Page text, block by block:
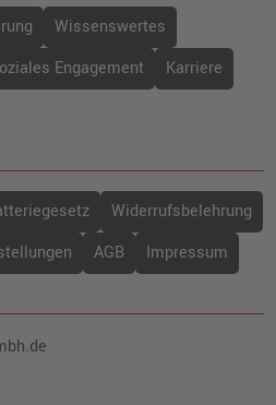
Wissenswertes
Engagement
Karriere
Widerrufsbelehrung
AGB Impressum